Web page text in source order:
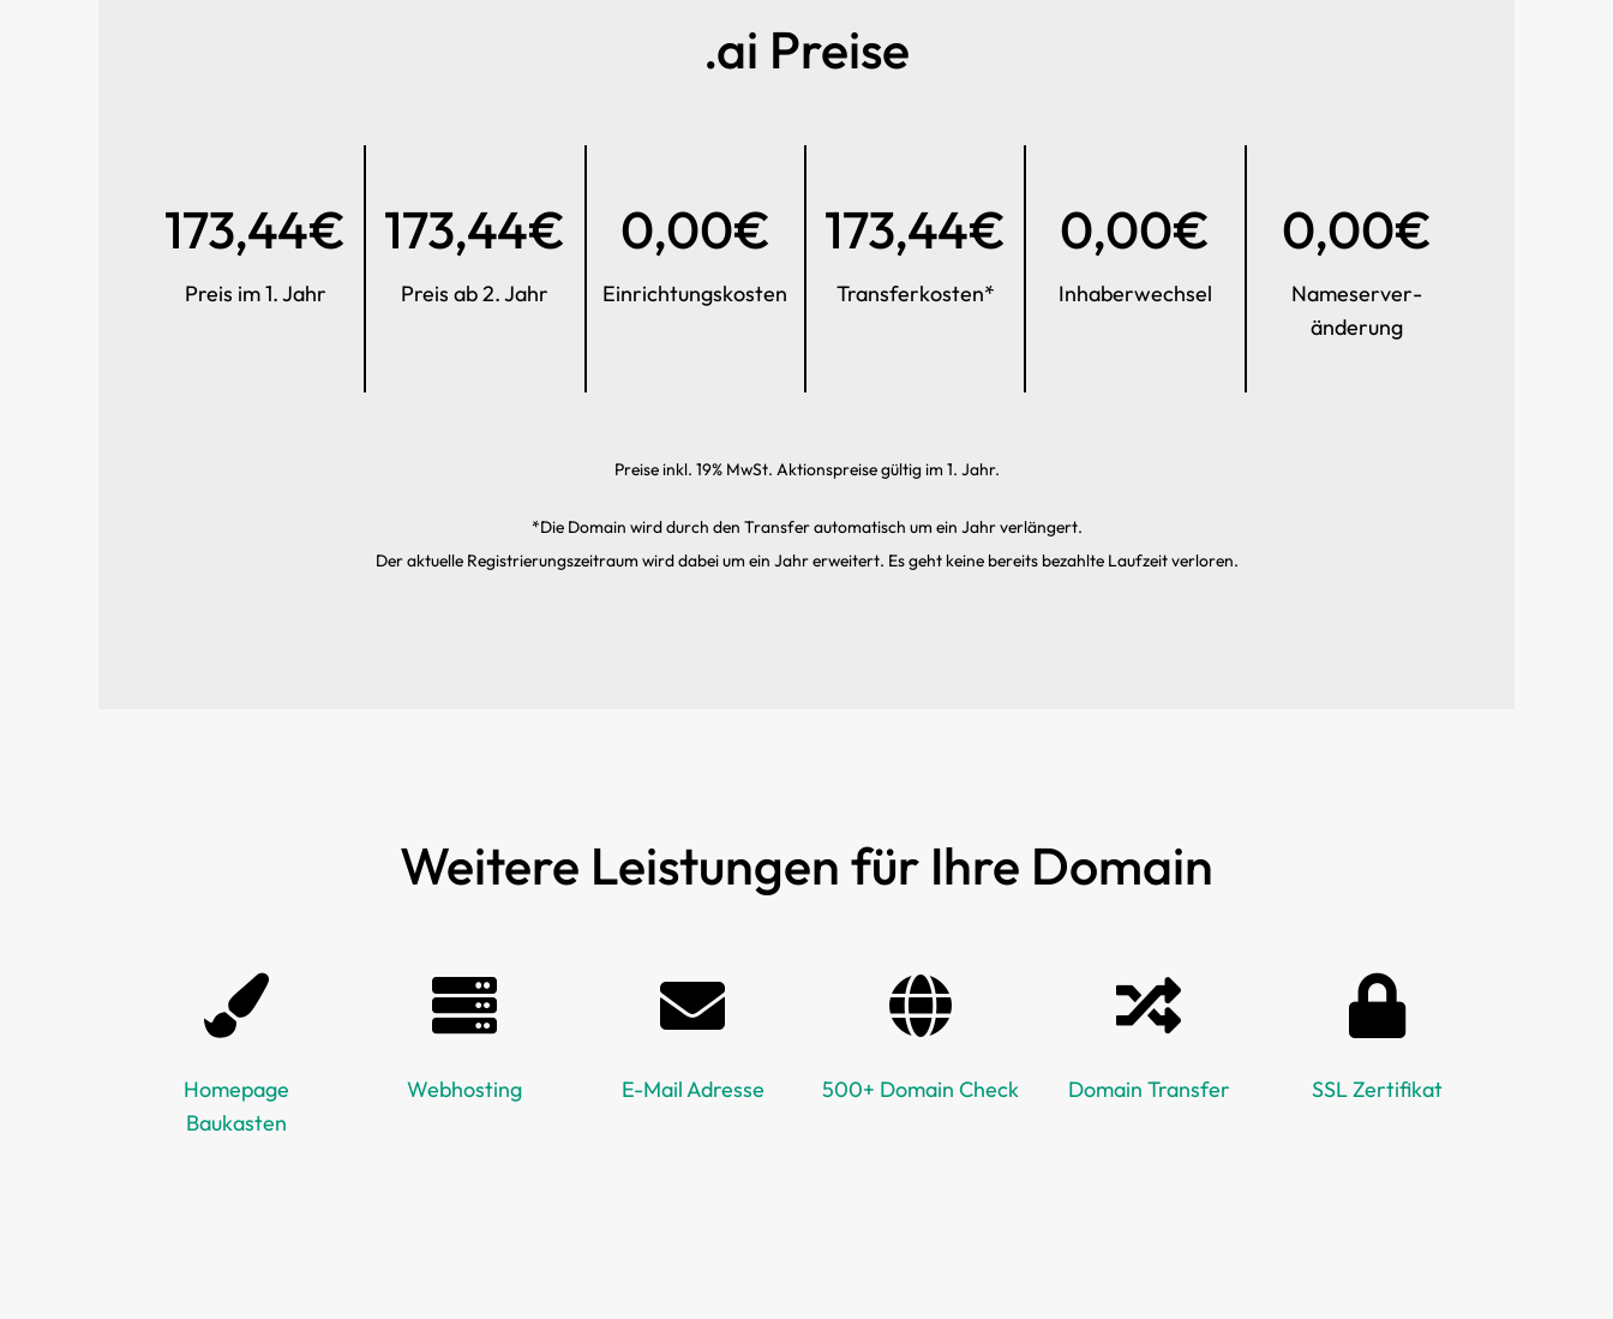
.ai Preise
173,44€
Preis im 1. Jahr
173,44€
Preis ab 2. Jahr
0,00€
Einrichtungs­kosten
173,44€
Transfer­kosten*
0,00€
Inhaber­wechsel
0,00€
Name­server­
änderung
Preise inkl. 19% MwSt. Aktionspreise gültig im 1. Jahr.
*Die Domain wird durch den Transfer automatisch um ein Jahr verlängert.
Der aktuelle Registrierungs­zeitraum wird dabei um ein Jahr erweitert. Es geht keine bereits bezahlte Laufzeit verloren.
Weitere Leistungen für Ihre Domain
Homepage
Baukasten
Webhosting E-Mail Adresse 500+ Domain Check Domain Transfer SSL Zertifikat